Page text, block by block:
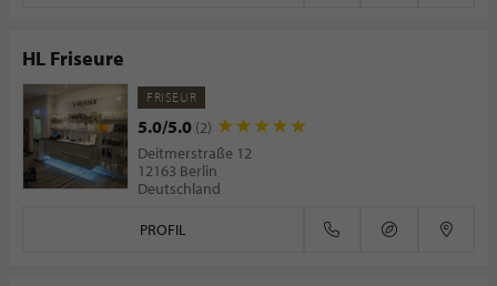
HL Friseure
FRISEUR
5.0/5.0 (2)
Deitmerstraße 12
12163 Berlin
Deutschland
PROFIL